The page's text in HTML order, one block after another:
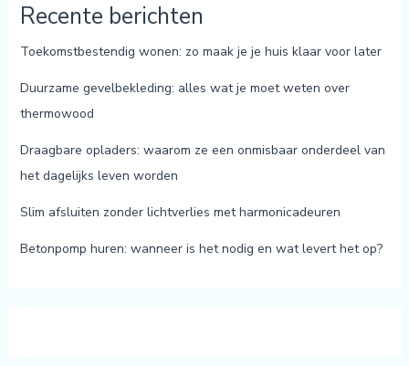
Recente berichten
Toekomstbestendig wonen: zo maak je je huis klaar voor later
Duurzame gevelbekleding: alles wat je moet weten over
thermowood
Draagbare opladers: waarom ze een onmisbaar onderdeel van
het dagelijks leven worden
Slim afsluiten zonder lichtverlies met harmonicadeuren
Betonpomp huren: wanneer is het nodig en wat levert het op?